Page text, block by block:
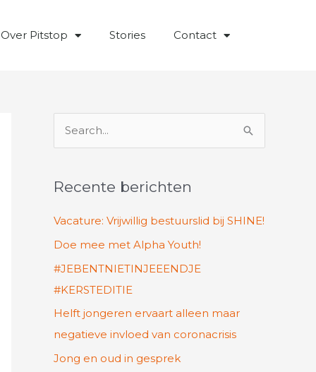
Over Pitstop Stories Contact
k
n
a
Recente berichten
Vacature: Vrijwillig bestuurslid bij SHINE!
Doe mee met Alpha Youth!
#JEBENTNIETINJEEENDJE
#KERSTEDITIE
Helft jongeren ervaart alleen maar
negatieve invloed van coronacrisis
Jong en oud in gesprek